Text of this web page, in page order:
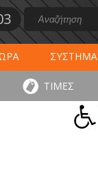
2027
ΤΙΜΕΣ